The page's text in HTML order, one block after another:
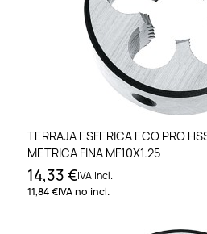
TERRAJA ESFERICA ECO PRO
METRICA FINA MF10X1.25
14,33 €IVA incl.
11,84 €IVA no incl.